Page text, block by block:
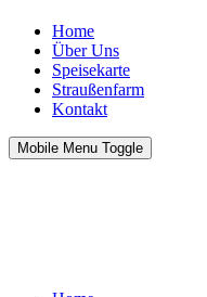
Home
Über Uns
Speisekarte
Straußenfarm
Kontakt
Mobile Menu Toggle